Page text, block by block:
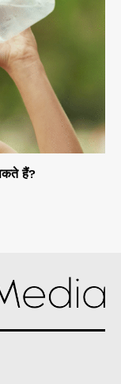
हैं?